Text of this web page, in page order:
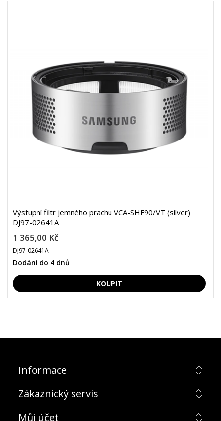
Výstupní filtr jemného prachu VCA-SHF90/VT (silver)
DJ97-02641A
1 365,00 Kč
DJ97-02641A
Dodání do 4 dnů
Informace
Zákaznický servis
Můj účet